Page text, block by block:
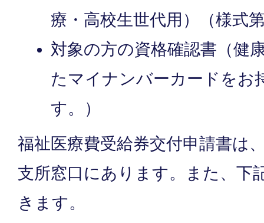
療・高校生世代用）（様式
対象の方の資格確認書（健
たマイナンバーカードをお
す。）
福祉医療費受給券交付申請書は
支所窓口にあります。また、下
きます。